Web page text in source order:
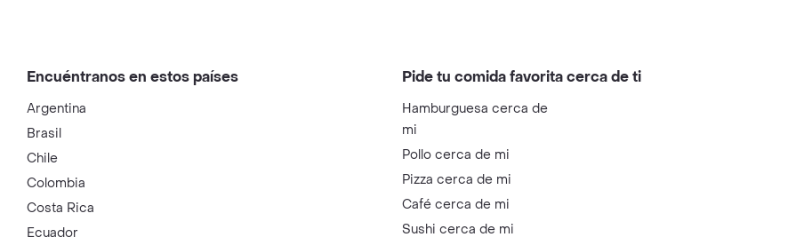
Encuéntranos en estos países
Argentina
Brasil
Chile
Colombia
Costa Rica
Ecuador
Pide tu comida favorita cerca de ti
Hamburguesa cerca de
mi
Pollo cerca de mi
Pizza cerca de mi
Café cerca de mi
Sushi cerca de mi